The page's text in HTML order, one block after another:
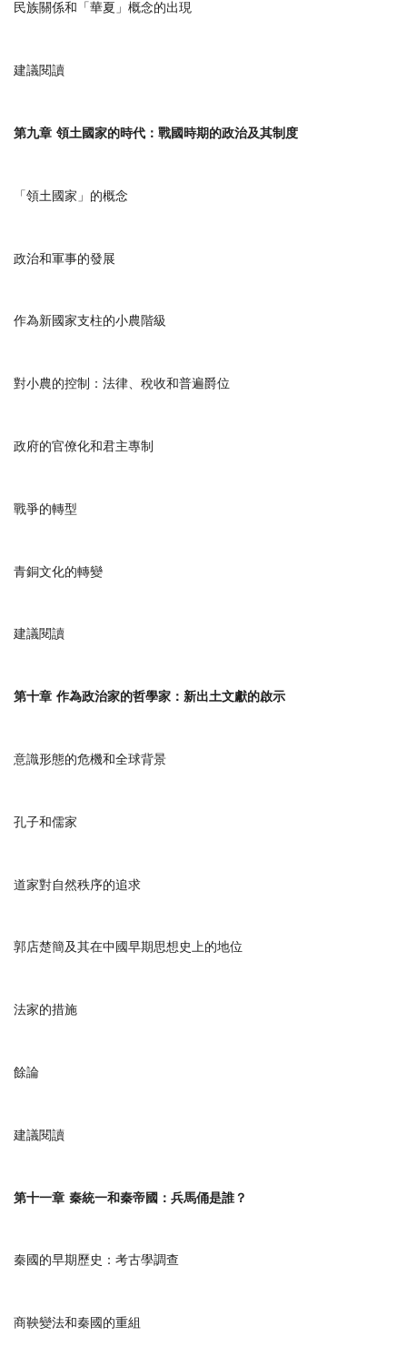
民族關係和「華夏」概念的出現
建議閱讀
第九章 領土國家的時代：戰國時期的政治及其制度
「領土國家」的概念
政治和軍事的發展
作為新國家支柱的小農階級
對小農的控制：法律、稅收和普遍爵位
政府的官僚化和君主專制
戰爭的轉型
青銅文化的轉變
建議閱讀
第十章 作為政治家的哲學家：新出土文獻的啟示
意識形態的危機和全球背景
孔子和儒家
道家對自然秩序的追求
郭店楚簡及其在中國早期思想史上的地位
法家的措施
餘論
建議閱讀
第十一章 秦統一和秦帝國：兵馬俑是誰？
秦國的早期歷史：考古學調查
商鞅變法和秦國的重組